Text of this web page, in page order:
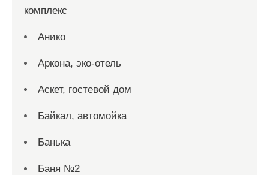
комплекс
Анико
Аркона, эко-отель
Аскет, гостевой дом
Байкал, автомойка
Банька
Баня №2